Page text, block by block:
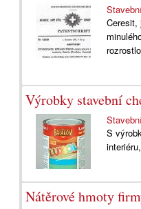
Ceresit,
Výrobky stavební
S
Nátěrové hmoty